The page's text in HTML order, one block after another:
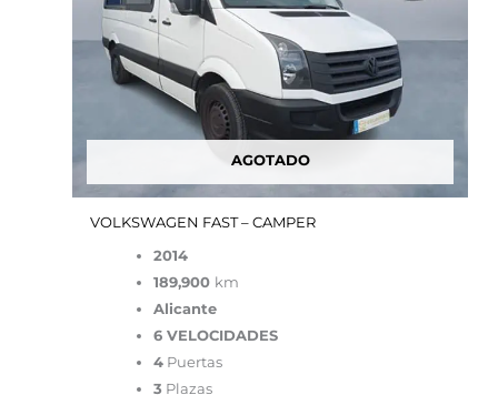
AGOTADO
VOLKSWAGEN FAST – CAMPER
2014
189,900 km
Alicante
6 VELOCIDADES
4Puertas
3 Plazas